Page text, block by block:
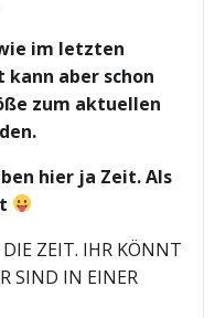
im letzten
aber schon
zum aktuellen
hier ja Zeit. Als
DIE ZEIT. IHR KÖNNT
SIND IN EINER